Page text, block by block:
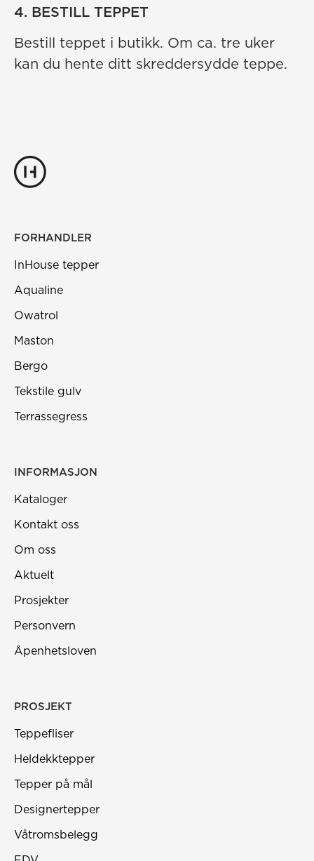
4. BESTILL TEPPET
Bestill teppet i butikk. Om ca. tre uker
kan du hente ditt skreddersydde teppe.
FORHANDLER
InHouse tepper
Aqualine
Owatrol
Maston
Bergo
Tekstile gulv
Terrassegress
PROSJEKT
Teppefliser
Heldekktepper
Tepper på mål
Designertepper
Våtromsbelegg
INFORMASJON
Kataloger
Kontakt oss
Om oss
Aktuelt
Prosjekter
Personvern
Åpenhetsloven